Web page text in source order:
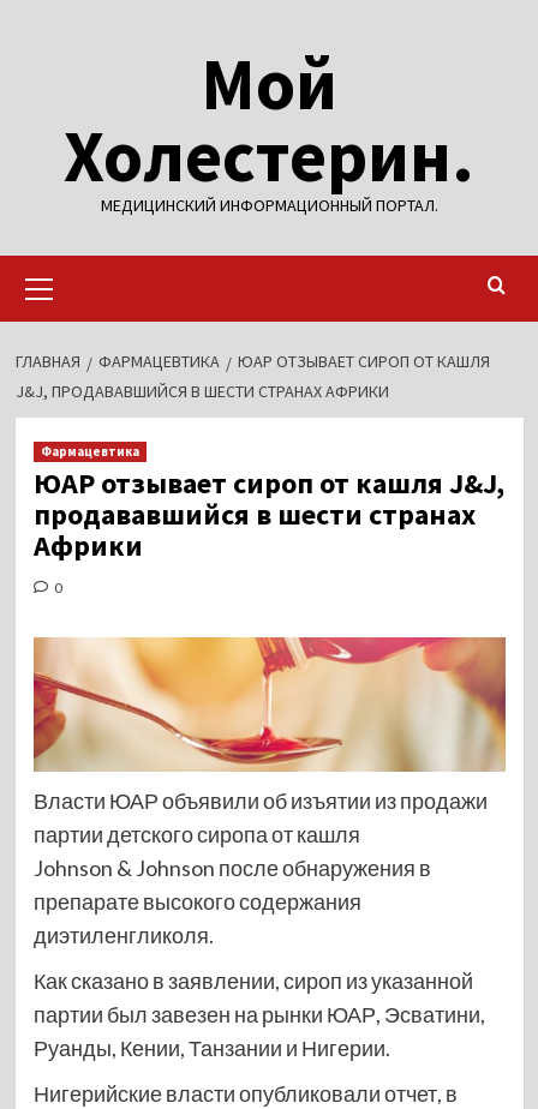
Мой
Холестерин.
МЕДИЦИНСКИЙ ИНФОРМАЦИОННЫЙ ПОРТАЛ.
меню
ГЛАВНАЯ ФАРМАЦЕВТИКА
ЮАР ОТЗЫВАЕТ СИРОП ОТ КАШЛЯ
J&J, ПРОДАВАВШИЙСЯ В ШЕСТИ СТРАНАХ АФРИКИ
Фармацевтика
ЮАР отзывает сироп от кашля J&J,
продававшийся в шести странах
Африки
0
Власти ЮАР объявили об изъятии из продажи
партии детского сиропа от кашля
Johnson & Johnson после обнаружения в
препарате высокого содержания
диэтиленгликоля.
Как сказано в заявлении, сироп из указанной
партии был завезен на рынки ЮАР, Эсватини,
Руанды, Кении, Танзании и Нигерии.
Нигерийские власти опубликовали отчет, в